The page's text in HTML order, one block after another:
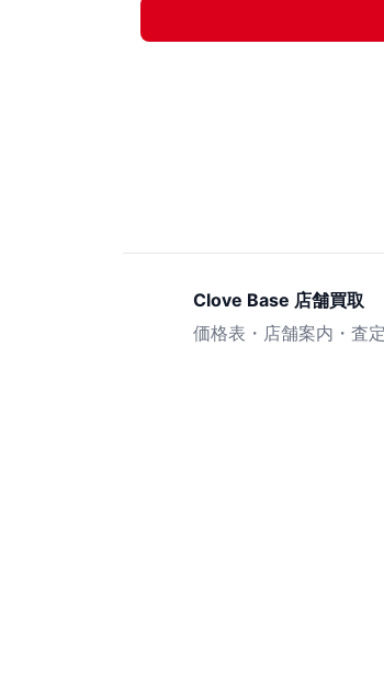
Clove Base 店舗買取
価格表・店舗案内・査